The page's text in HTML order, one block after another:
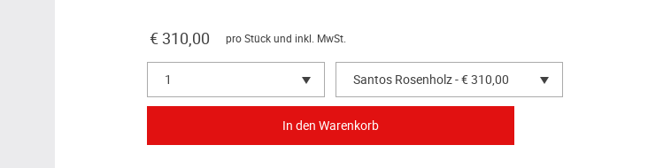
€ 310,00 pro Stück und inkl. MwSt.
1 Santos Rosenholz - € 310,00